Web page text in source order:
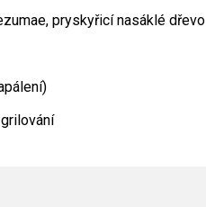
pryskyřicí nasáklé dřevo